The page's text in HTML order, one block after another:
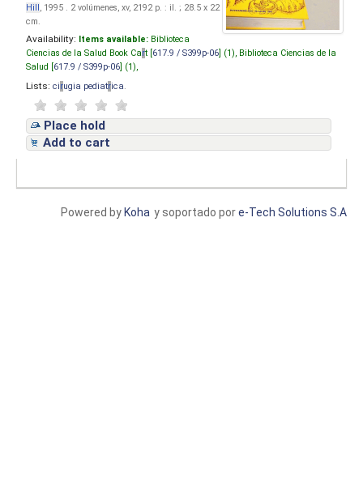
Hill, 1995 . 2 volúmenes, xv, 2192 p. : il. ; 28.5 x 22
cm.
Availability: Items available: Biblioteca
Ciencias de la Salud Book Cart [ 617.9 / S399p-06 ] (1), Biblioteca Ciencias de la
Salud [ 617.9 / S399p-06 ] (1),
Lists: cirugia pediatrica
Place hold
Add to cart
y soportado pore-Tech Solutions S.A
Powered by Koha